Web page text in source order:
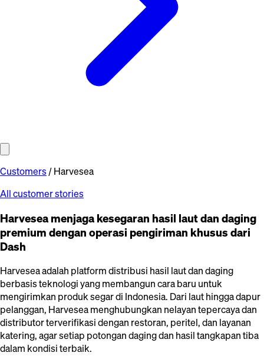
Customers/Harvesea
All customer stories
Harvesea menjaga kesegaran hasil laut dan daging
premium dengan operasi pengiriman khusus dari
Dash
Harvesea adalah platform distribusi hasil laut dan daging
berbasis teknologi yang membangun cara baru untuk
mengirimkan produk segar di Indonesia. Dari laut hingga dapur
pelanggan, Harvesea menghubungkan nelayan tepercaya dan
distributor terverifikasi dengan restoran, peritel, dan layanan
katering, agar setiap potongan daging dan hasil tangkapan tiba
dalam kondisi terbaik.